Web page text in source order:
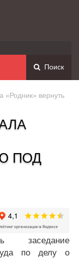
Поиск
«Родник» вернуть
ПОД
заседание
суда по делу о